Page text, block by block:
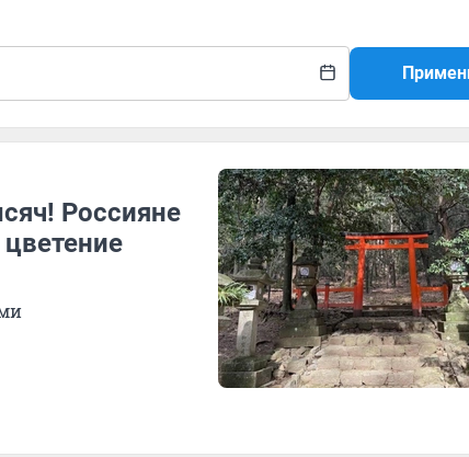
Россияне